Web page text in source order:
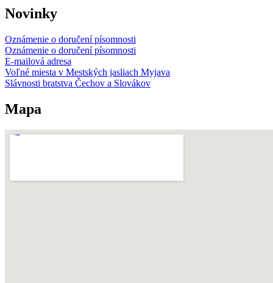
Novinky
Oznámenie o doručení písomnosti
Oznámenie o doručení písomnosti
E-mailová adresa
Voľné miesta v Mestských jasliach Myjava
Slávnosti bratstva Čechov a Slovákov
Mapa